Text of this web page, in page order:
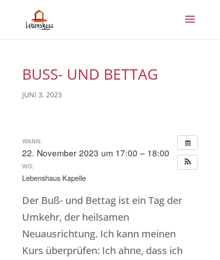
BUSS- UND BETTAG
JUNI 3, 2023
WANN:
22. November 2023 um 17:00 – 18:00
WO:
Lebenshaus Kapelle
Der Buß- und Bettag ist ein Tag der
Umkehr, der heilsamen
Neuausrichtung. Ich kann meinen
Kurs überprüfen: Ich ahne, dass ich